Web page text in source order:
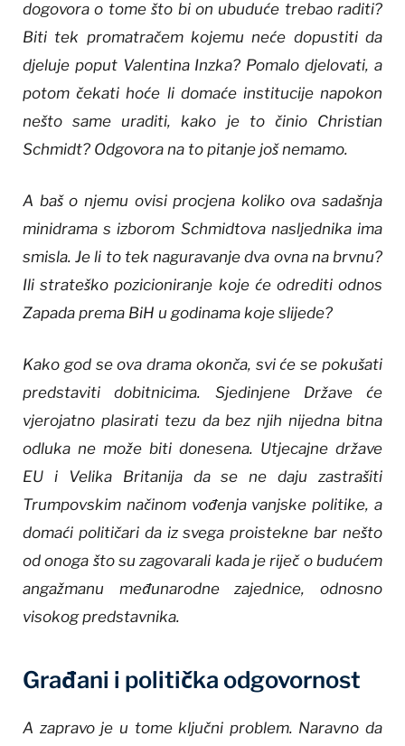
dogovora o tome što bi on ubuduće trebao raditi?
Biti tek promatračem kojemu neće dopustiti da
djeluje poput Valentina Inzka? Pomalo djelovati, a
potom čekati hoće li domaće institucije napokon
nešto same uraditi, kako je to činio Christian
Schmidt? Odgovora na to pitanje još nemamo.
A baš o njemu ovisi procjena koliko ova sadašnja
minidrama s izborom Schmidtova nasljednika ima
smisla. Je li to tek naguravanje dva ovna na brvnu?
Ili strateško pozicioniranje koje će odrediti odnos
Zapada prema BiH u godinama koje slijede?
Kako god se ova drama okonča, svi će se pokušati
predstaviti dobitnicima. Sjedinjene Države će
vjerojatno plasirati tezu da bez njih nijedna bitna
odluka ne može biti donesena. Utjecajne države
EU i Velika Britanija da se ne daju zastrašiti
Trumpovskim načinom vođenja vanjske politike, a
domaći političari da iz svega proistekne bar nešto
od onoga što su zagovarali kada je riječ o budućem
angažmanu međunarodne zajednice, odnosno
visokog predstavnika.
Građani i politička odgovornost
A zapravo je u tome ključni problem. Naravno da